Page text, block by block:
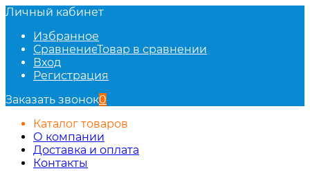
Личный кабинет
Избранное
СравнениеТовар в сравнении
Вход
Регистрация
Заказать звонок0
Каталог товаров
О компании
Доставка и оплата
Контакты